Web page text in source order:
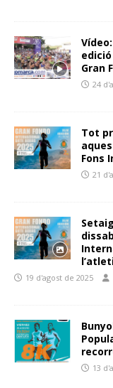
Gran
24
Tot
Fons
21
19 d'agost de 2025
13